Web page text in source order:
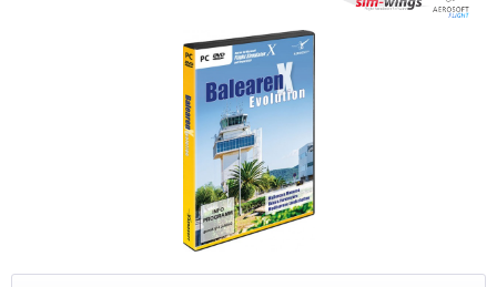
Mega Airport Frankfurt V2.0 Mega Airport Berlin